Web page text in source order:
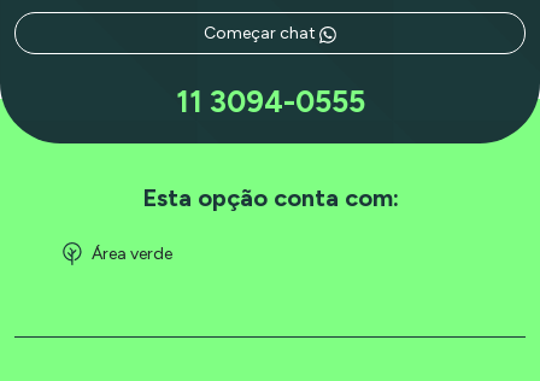
Começar chat
11 3094-0555
Esta opção conta com:
Área verde